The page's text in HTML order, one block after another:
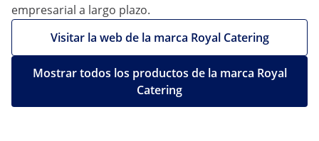
empresarial a largo plazo.
Visitar la web de la marca Royal Catering
Mostrar todos los productos de la marca Royal
Catering